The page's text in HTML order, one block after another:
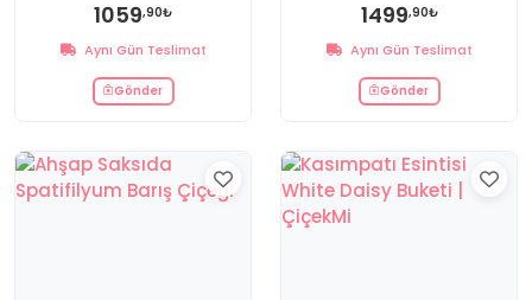
1059,90₺
Aynı Gün Teslimat
Gönder
1499,90₺
Aynı Gün Teslimat
Gönder